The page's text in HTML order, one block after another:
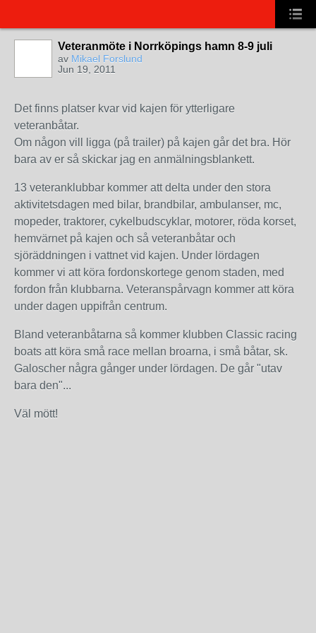
Veteranmöte i Norrköpings hamn 8-9 juli
av Mikael Forslund
Jun 19, 2011
Det finns platser kvar vid kajen för ytterligare
veteranbåtar.
Om någon vill ligga (på trailer) på kajen går det bra. Hör
bara av er så skickar jag en anmälningsblankett.
13 veteranklubbar kommer att delta under den stora
aktivitetsdagen med bilar, brandbilar, ambulanser, mc,
mopeder, traktorer, cykelbudscyklar, motorer, röda korset,
hemvärnet på kajen och så veteranbåtar och
sjöräddningen i vattnet vid kajen. Under lördagen
kommer vi att köra fordonskortege genom staden, med
fordon från klubbarna. Veteranspårvagn kommer att köra
under dagen uppifrån centrum.
Bland veteranbåtarna så kommer klubben Classic racing
boats att köra små race mellan broarna, i små båtar, sk.
Galoscher några gånger under lördagen. De går "utav
bara den"...
Väl mött!